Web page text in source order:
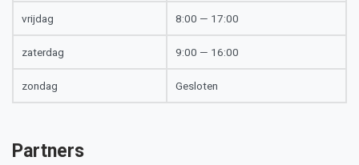
vrijdag 8:00 — 17:00
zaterdag 9:00 — 16:00
zondag Gesloten
Partners